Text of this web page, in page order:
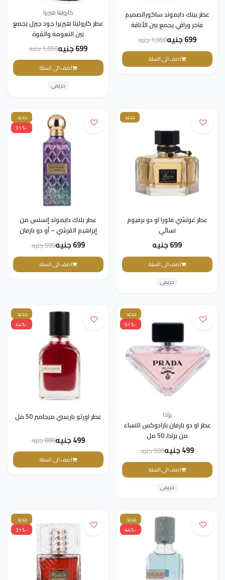
عطر بينك دايموند ساكوراتصميم
فاخر وراقي يجمع بين الأناقة
والجاذبية
699 جنيه 1,050 جنيه
اضف الى السلة
كارولينا هيريرا
عطر كارولينا هيريرا جود جيرل يجمع
بين النعومة والقوة
699 جنيه 1,050 جنيه
اضف الى السلة
حريمى
جديد
عطر غوتشي فلورا او دو برفيوم
نسائي
699 جنيه
اضف الى السلة
حريمى
جديد
-31%
عطر بلاك دايموند إنسنس من
إبراهيم القرشي – أو دو بارفان
150مل 699 جنيه 999 جنيه
اضف الى السلة
جديد
-51%
برادا
عطر او دو بارفان بارادوكس للنساء
من برادا، 50 مل
499 جنيه 999 جنيه
اضف الى السلة
حريمى
جديد
-44%
عطر اورتو باريسي ميجامير 50 ​​مل
499 جنيه 888 جنيه
اضف الى السلة
جديد
-44%
جديد
-31%